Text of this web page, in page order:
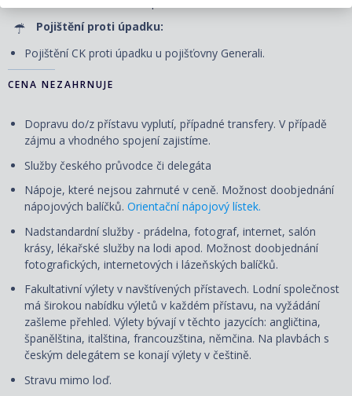
Pojištění proti úpadku:
Pojištění CK proti úpadku u pojišťovny Generali.
CENA NEZAHRNUJE
Dopravu do/z přístavu vyplutí, případné transfery. V případě
zájmu a vhodného spojení zajistíme.
Služby českého průvodce či delegáta
Nápoje, které nejsou zahrnuté v ceně. Možnost doobjednání
nápojových balíčků. Orientační nápojový lístek.
Nadstandardní služby - prádelna, fotograf, internet, salón
krásy, lékařské služby na lodi apod. Možnost doobjednání
fotografických, internetových i lázeňských balíčků.
Fakultativní výlety v navštívených přístavech. Lodní společnost
má širokou nabídku výletů v každém přístavu, na vyžádání
zašleme přehled. Výlety bývají v těchto jazycích: angličtina,
španělština, italština, francouzština, němčina. Na plavbách s
českým delegátem se konají výlety v češtině.
Stravu mimo loď.